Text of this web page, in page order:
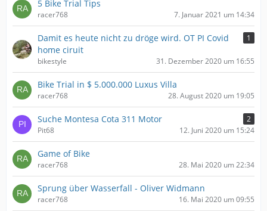
5 Bike Trial Tips
racer768 7. Januar 2021 um 14:34
Damit es heute nicht zu dröge wird. OT PI Covid
home ciruit
1
bikestyle 31. Dezember 2020 um 16:55
Bike Trial in $ 5.000.000 Luxus Villa
racer768 28. August 2020 um 19:05
Suche Montesa Cota 311 Motor
2
Pit68
12. Juni 2020 um 15:24
Game of Bike
racer768 28. Mai 2020 um 22:34
Sprung über Wasserfall - Oliver Widmann
racer768 16. Mai 2020 um 09:55